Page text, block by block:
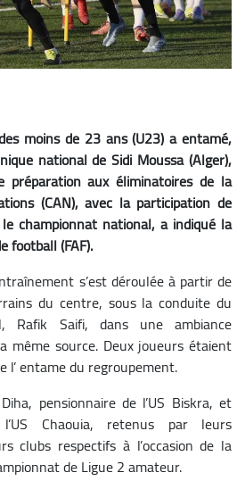
moins de 23 ans (U23) a entamé,
national de Sidi Moussa (Alger),
préparation aux éliminatoires de la
(CAN), avec la participation de
championnat national, a indiqué la
football (FAF).
s’est déroulée à partir de
du centre, sous la conduite du
Rafik Saifi, dans une ambiance
même source. Deux joueurs étaient
l’ entame du regroupement.
pensionnaire de l’US Biskra, et
Chaouia, retenus par leurs
clubs respectifs à l’occasion de la
de Ligue 2 amateur.